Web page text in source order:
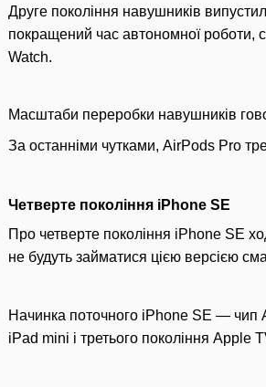
Друге покоління навушників
покращений час автономної роботи,
Watch.
Масштаби переробки навушників
За останніми чутками, AirPods Pro
Четверте покоління iPhone SE
Про четверте покоління iPhone SE
не будуть займатися цією версією
Начинка поточного iPhone SE — чип
iPad mini і третього покоління Apple